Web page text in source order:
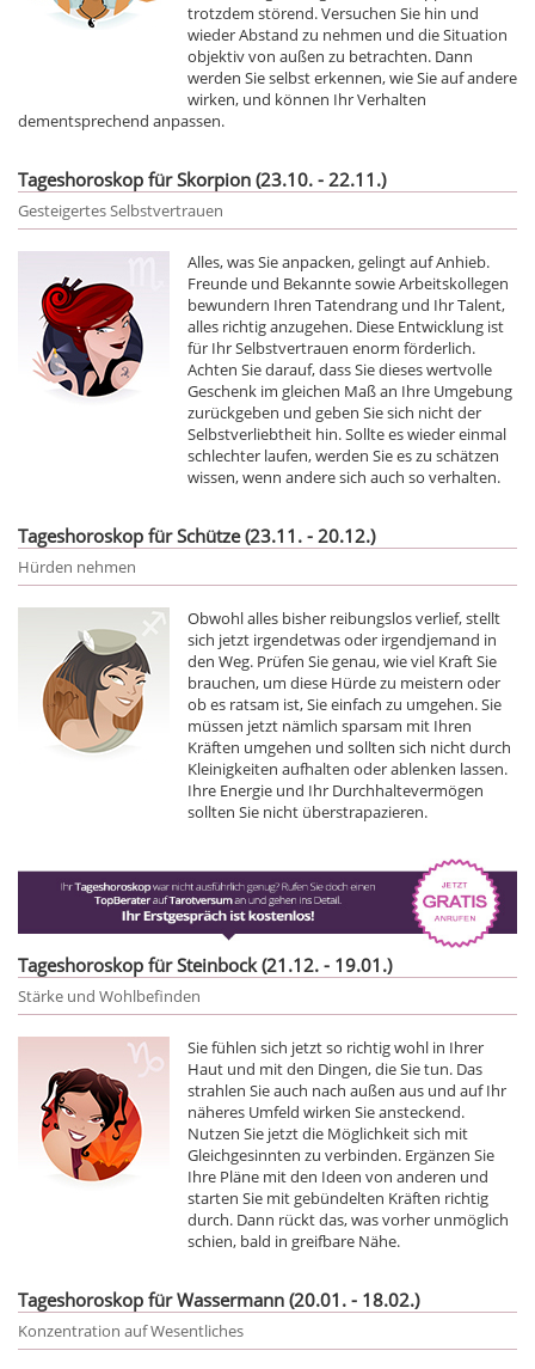
trotzdem störend. Versuchen Sie hin und
wieder Abstand zu nehmen und die Situation
objektiv von außen zu betrachten. Dann
werden Sie selbst erkennen, wie Sie auf andere
wirken, und können Ihr Verhalten
dementsprechend anpassen.
Tageshoroskop für Skorpion (23.10. - 22.11.)
Gesteigertes Selbstvertrauen
Alles, was Sie anpacken, gelingt auf Anhieb.
Freunde und Bekannte sowie Arbeitskollegen
bewundern Ihren Tatendrang und Ihr Talent,
alles richtig anzugehen. Diese Entwicklung ist
für Ihr Selbstvertrauen enorm förderlich.
Achten Sie darauf, dass Sie dieses wertvolle
Geschenk im gleichen Maß an Ihre Umgebung
zurückgeben und geben Sie sich nicht der
Selbstverliebtheit hin. Sollte es wieder einmal
schlechter laufen, werden Sie es zu schätzen
wissen, wenn andere sich auch so verhalten.
Tageshoroskop für Schütze (23.11. - 20.12.)
Hürden nehmen
Obwohl alles bisher reibungslos verlief, stellt
sich jetzt irgendetwas oder irgendjemand in
den Weg. Prüfen Sie genau, wie viel Kraft Sie
brauchen, um diese Hürde zu meistern oder
ob es ratsam ist, Sie einfach zu umgehen. Sie
müssen jetzt nämlich sparsam mit Ihren
Kräften umgehen und sollten sich nicht durch
Kleinigkeiten aufhalten oder ablenken lassen.
Ihre Energie und Ihr Durchhaltevermögen
sollten Sie nicht überstrapazieren.
Tageshoroskop für Steinbock (21.12. - 19.01.)
Stärke und Wohlbefinden
Sie fühlen sich jetzt so richtig wohl in Ihrer
Haut und mit den Dingen, die Sie tun. Das
strahlen Sie auch nach außen aus und auf Ihr
näheres Umfeld wirken Sie ansteckend.
Nutzen Sie jetzt die Möglichkeit sich mit
Gleichgesinnten zu verbinden. Ergänzen Sie
Ihre Pläne mit den Ideen von anderen und
starten Sie mit gebündelten Kräften richtig
durch. Dann rückt das, was vorher unmöglich
schien, bald in greifbare Nähe.
Tageshoroskop für Wassermann (20.01. - 18.02.)
Konzentration auf Wesentliches